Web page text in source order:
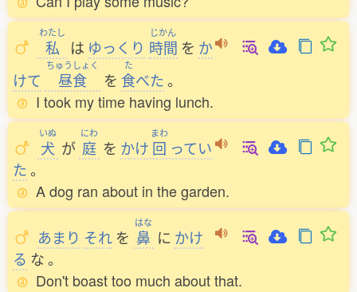
わたし
私 は ゆっくり
じかん
時間 を か
けて
ちゅうしょく
昼食 を
た
食べた。
I took my time having lunch.
いぬ
犬 が
にわ
庭 を かけ
まわ
回 ってい
た。
A dog ran about in the garden.
あまり それ を
はな
鼻 に かけ
る な。
Don't boast too much about that.